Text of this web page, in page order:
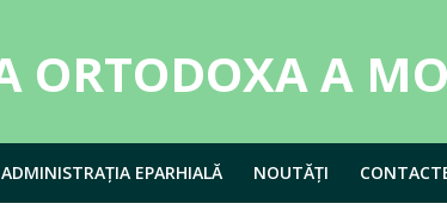
ADMINISTRAȚIA EPARHIALĂ NOUTĂȚI